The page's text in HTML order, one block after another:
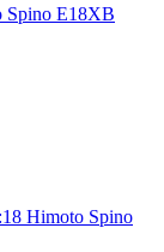
Spino E18XB